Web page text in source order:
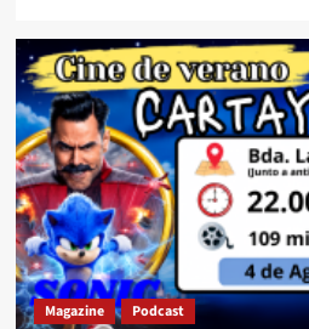
Magazine Podcast